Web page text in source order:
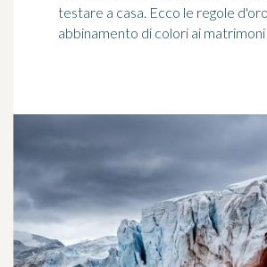
testare a casa. Ecco le regole
abbinamento di colori ai matrimoni